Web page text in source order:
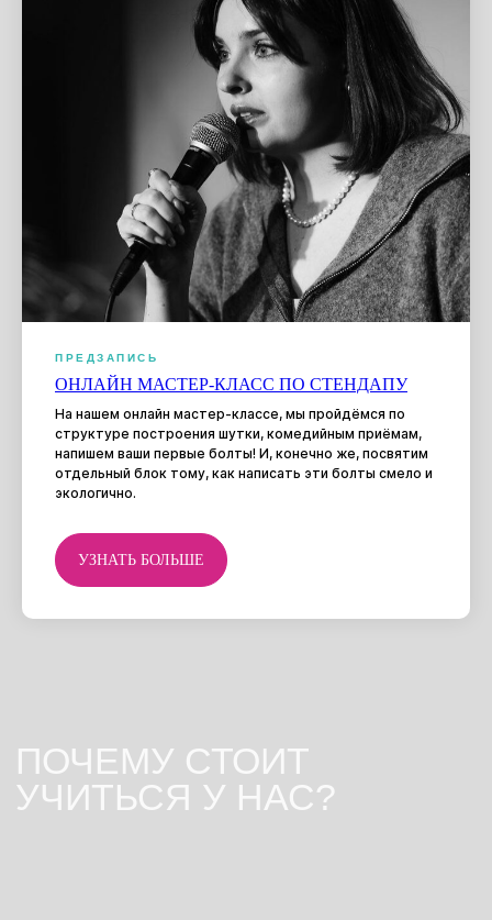
ПРЕДЗАПИСЬ
ОНЛАЙН МАСТЕР-КЛАСС ПО СТЕНДАПУ
На нашем онлайн мастер-классе, мы пройдёмся по
структуре построения шутки, комедийным приёмам,
напишем ваши первые болты! И, конечно же, посвятим
отдельный блок тому, как написать эти болты смело и
экологично.
УЗНАТЬ БОЛЬШЕ